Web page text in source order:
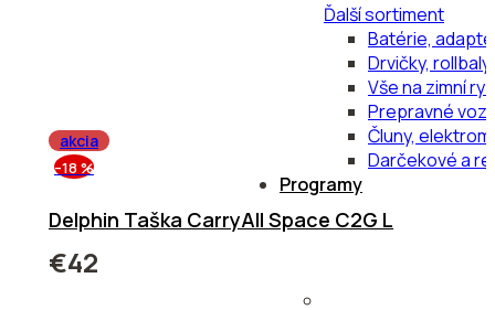
Ďalší sortiment
Batérie,
Drvičky,
Vše na zimní
Prepravné
Čluny,
Darčekové a
Programy
akcia
–18 %
Delphin Taška CarryAll Space C2G L
€42